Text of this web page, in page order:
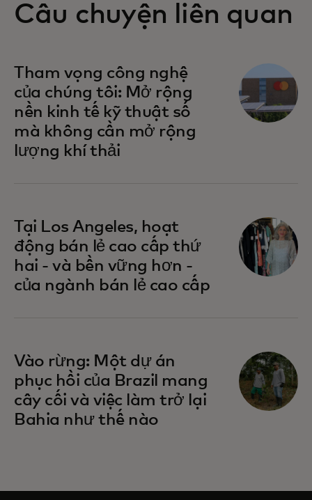
Câu chuyện liên quan
Tham vọng công nghệ
của chúng tôi: Mở rộng
nền kinh tế kỹ thuật số
mà không cần mở rộng
lượng khí thải
Tại Los Angeles, hoạt
động bán lẻ cao cấp thứ
hai - và bền vững hơn -
của ngành bán lẻ cao cấp
Vào rừng: Một dự án
phục hồi của Brazil mang
cây cối và việc làm trở lại
Bahia như thế nào